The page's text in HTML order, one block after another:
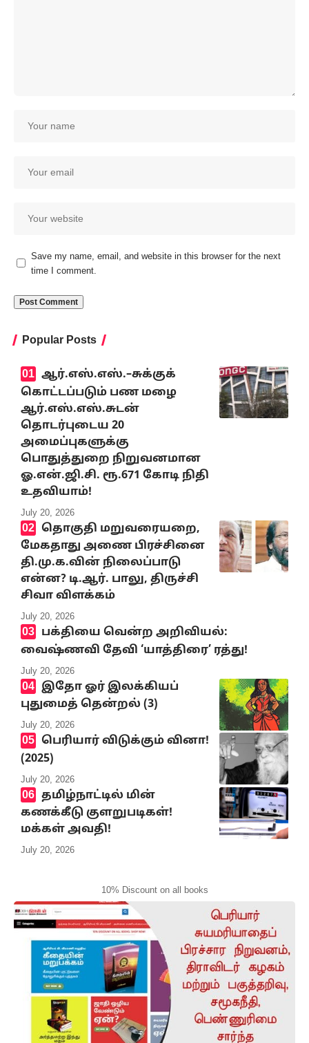
Save my name, email, and website in this browser for the next
time I comment.
Popular Posts
ஆர்.எஸ்.எஸ்.–சுக்குக்
கொட்டப்படும் பண மழை
ஆர்.எஸ்.எஸ்.சுடன்
தொடர்புடைய 20
அமைப்புகளுக்கு
பொதுத்துறை நிறுவனமான
ஓ.என்.ஜி.சி. ரூ.671 கோடி நிதி
உதவியாம்!
July 20, 2026
தொகுதி மறுவரையறை,
மேகதாது அணை பிரச்சினை
தி.மு.க.வின் நிலைப்பாடு
என்ன? டி.ஆர். பாலு, திருச்சி
சிவா விளக்கம்
July 20, 2026
பக்தியை வென்ற அறிவியல்:
வைஷ்ணவி தேவி ‘யாத்திரை’ ரத்து!
July 20, 2026
இதோ ஓர் இலக்கியப்
புதுமைத் தென்றல் (3)
July 20, 2026
பெரியார் விடுக்கும் வினா!
(2025)
July 20, 2026
தமிழ்நாட்டில் மின்
கணக்கீடு குளறுபடிகள்!
மக்கள் அவதி!
July 20, 2026
10% Discount on all books